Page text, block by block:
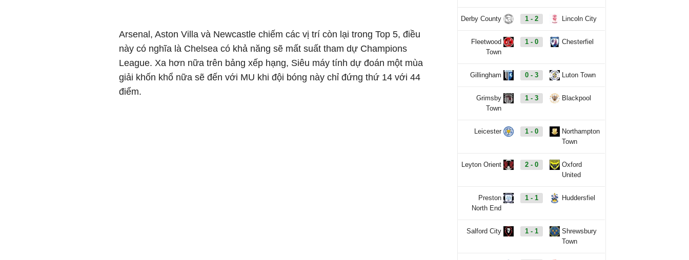
Arsenal, Aston Villa và Newcastle chiếm các vị trí còn lại trong Top 5, điều
này có nghĩa là Chelsea có khả năng sẽ mất suất tham dự Champions
League. Xa hơn nữa trên bảng xếp hạng, Siêu máy tính dự đoán một mùa
giải khốn khổ nữa sẽ đến với MU khi đội bóng này chỉ đứng thứ 14 với 44
điểm.
Derby County 1 - 2 Lincoln City
Fleetwood
Town
1 - 0 Chesterfiel
Gillingham 0 - 3 Luton Town
Grimsby
Town
1 - 3 Blackpool
Leicester 1 - 0
Northampton
Town
Leyton Orient 2 - 0
Oxford
United
Preston
North End
1 - 1 Huddersfiel
Salford City 1 - 1
Shrewsbury
Town